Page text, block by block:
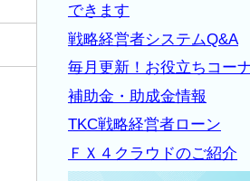
できます
戦略経営者システムQ&A
毎月更新！お役立ちコー
補助金・助成金情報
TKC戦略経営者ローン
ＦＸ４クラウドのご紹介